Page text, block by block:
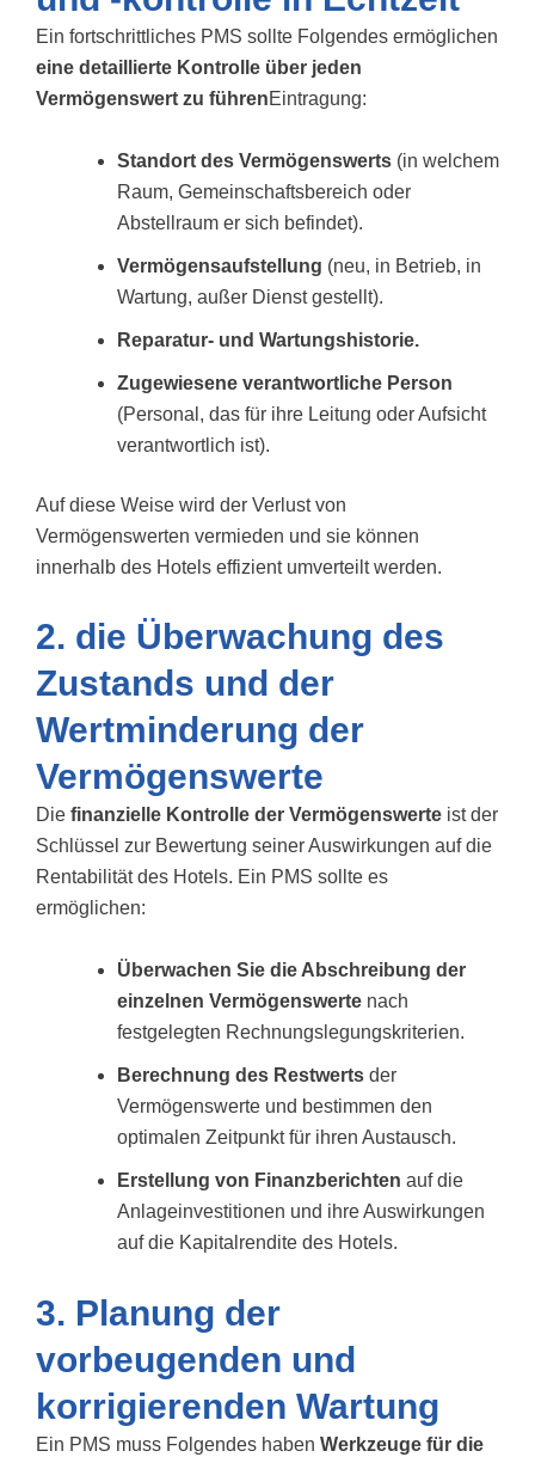
Ein fortschrittliches PMS sollte Folgendes ermöglichen
eine detaillierte Kontrolle über jeden
Vermögenswert zu führenEintragung:
Standort des Vermögenswerts (in welchem
Raum, Gemeinschaftsbereich oder
Abstellraum er sich befindet).
Vermögensaufstellung (neu, in Betrieb, in
Wartung, außer Dienst gestellt).
Reparatur- und Wartungshistorie.
Zugewiesene verantwortliche Person
(Personal, das für ihre Leitung oder Aufsicht
verantwortlich ist).
Auf diese Weise wird der Verlust von
Vermögenswerten vermieden und sie können
innerhalb des Hotels effizient umverteilt werden.
2. die Überwachung des
Zustands und der
Wertminderung der
Vermögenswerte
Die finanzielle Kontrolle der Vermögenswerte ist der
Schlüssel zur Bewertung seiner Auswirkungen auf die
Rentabilität des Hotels. Ein PMS sollte es
ermöglichen:
Überwachen Sie die Abschreibung der
einzelnen Vermögenswerte nach
festgelegten Rechnungslegungskriterien.
Berechnung des Restwerts der
Vermögenswerte und bestimmen den
optimalen Zeitpunkt für ihren Austausch.
Erstellung von Finanzberichten auf die
Anlageinvestitionen und ihre Auswirkungen
auf die Kapitalrendite des Hotels.
3. Planung der
vorbeugenden und
korrigierenden Wartung
Ein PMS muss Folgendes haben Werkzeuge für die